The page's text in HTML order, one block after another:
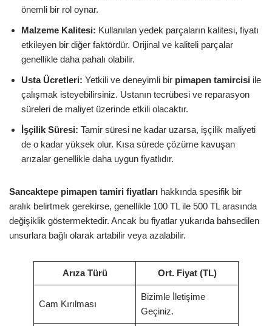
önemli bir rol oynar.
Malzeme Kalitesi: Kullanılan yedek parçaların kalitesi, fiyatı
etkileyen bir diğer faktördür. Orijinal ve kaliteli parçalar
genellikle daha pahalı olabilir.
Usta Ücretleri: Yetkili ve deneyimli bir pimapen tamircisi ile
çalışmak isteyebilirsiniz. Ustanın tecrübesi ve reparasyon
süreleri de maliyet üzerinde etkili olacaktır.
İşçilik Süresi: Tamir süresi ne kadar uzarsa, işçilik maliyeti
de o kadar yüksek olur. Kısa sürede çözüme kavuşan
arızalar genellikle daha uygun fiyatlıdır.
Sancaktepe pimapen tamiri fiyatları hakkında spesifik bir
aralık belirtmek gerekirse, genellikle 100 TL ile 500 TL arasında
değişiklik göstermektedir. Ancak bu fiyatlar yukarıda bahsedilen
unsurlara bağlı olarak artabilir veya azalabilir.
Arıza Türü Ort. Fiyat (TL)
Cam Kırılması
Bizimle İletişime
Geçiniz.